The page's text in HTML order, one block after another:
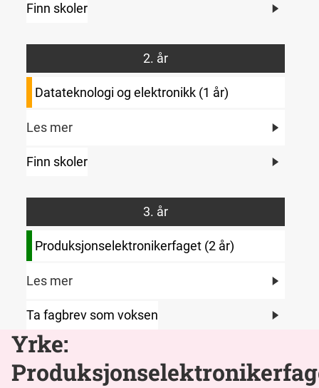
Finn skoler
2. år
Datateknologi og elektronikk (1 år)
Les mer
Finn skoler
3. år
Produksjonselektronikerfaget (2 år)
Les mer
Ta fagbrev som voksen
Yrke: